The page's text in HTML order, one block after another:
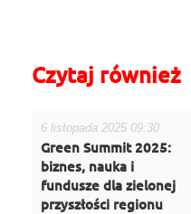
Czytaj również
6 listopada 2025 09:30
Green Summit 2025:
biznes, nauka i
fundusze dla zielonej
przyszłości regionu